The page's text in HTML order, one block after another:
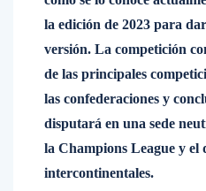
la edición de 2023 para
versión. La competición
de las principales
las confederaciones y
disputará en una sede
la Champions League y el
intercontinentales.